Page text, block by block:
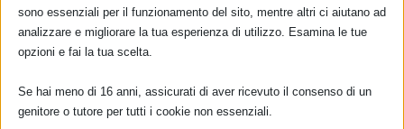
19 Settembre 2024
sono essenziali per il funzionamento del sito, mentre altri ci aiutano ad
analizzare e migliorare la tua esperienza di utilizzo. Esamina le tue
opzioni e fai la tua scelta.
Se hai meno di 16 anni, assicurati di aver ricevuto il consenso di un
genitore o tutore per tutti i cookie non essenziali.